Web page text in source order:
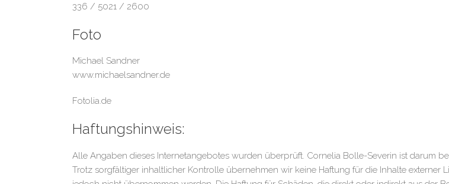
336 / 5021 / 2600
Foto
Michael Sandner
www.michaelsandner.de
Fotolia.de
Haftungshinweis:
Alle Angaben dieses Internetangebotes wurden überprüft. Cornelia Bolle-Severin ist darum
Trotz sorgfältiger inhaltlicher Kontrolle übernehmen wir keine Haftung für die Inhalte externer